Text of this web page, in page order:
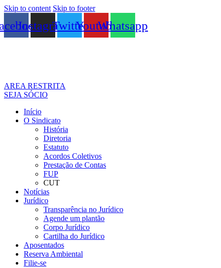
Skip to content Skip to footer
InstagramTwitterYoutubeWhatsapp
AREA RESTRITA
SEJA SÓCIO
Início
O Sindicato
História
Diretoria
Estatuto
Acordos Coletivos
Prestação de Contas
FUP
CUT
Notícias
Jurídico
Transparência no Jurídico
Agende um plantão
Corpo Jurídico
Cartilha do Jurídico
Aposentados
Reserva Ambiental
Filie-se